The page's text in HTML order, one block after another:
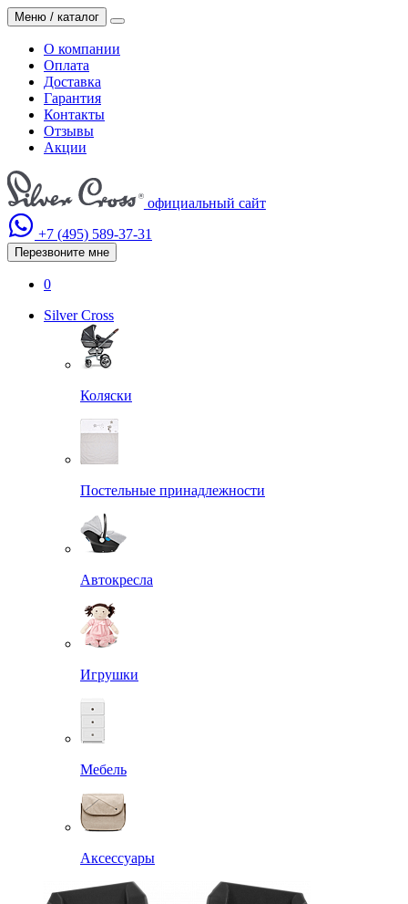
Меню / каталог
О компании
Оплата
Доставка
Гарантия
Контакты
Отзывы
Акции
официальный сайт
+7 (495) 589-37-31
Перезвоните мне
0
Silver Cross
Коляски
Постельные принадлежности
Автокресла
Игрушки
Мебель
Аксессуары